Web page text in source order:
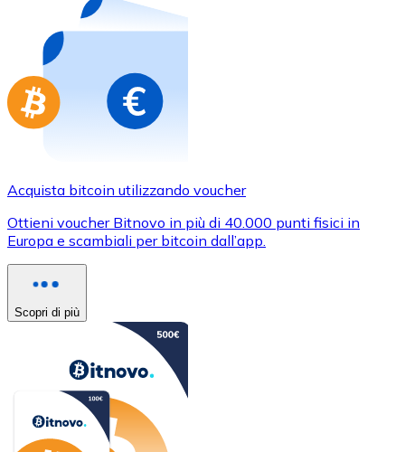
Acquista gift card dei tuoi marchi preferiti con
Vai al negozio di carte regalo
Acquista bitcoin utilizzando voucher
Ottieni voucher Bitnovo in più di 40.000 punti fisici in
Europa e scambiali per bitcoin dall’app.
Scopri di più